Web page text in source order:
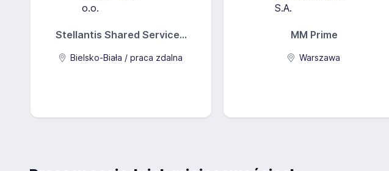
Stellantis Shared Service...
Bielsko-Biała / praca zdalna
MM Prime
Warszawa